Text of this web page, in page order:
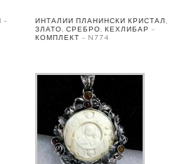
–
ИНТАЛИИ ПЛАНИНСКИ КРИСТАЛ,
ЗЛАТО, СРЕБРО, КЕХЛИБАР –
КОМПЛЕКТ – N774